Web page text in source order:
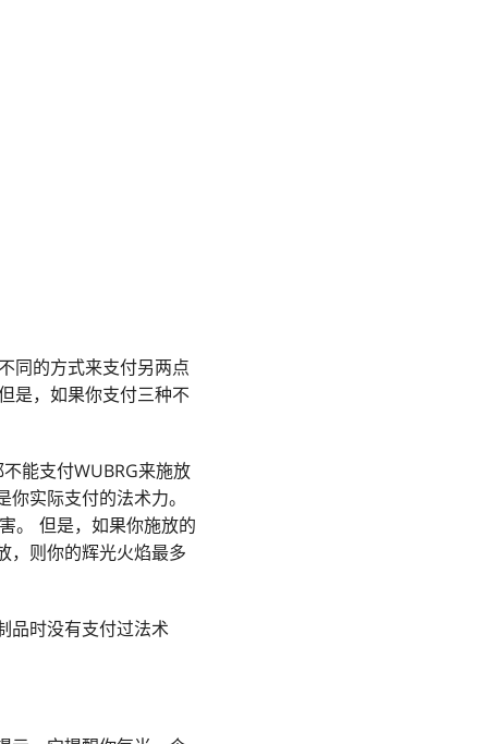
同的方式来支付另两点
是，如果你支付三种不
能支付WUBRG来施放
实际支付的法术力。
。 但是，如果你施放的
，则你的辉光火焰最多
品时没有支付过法术